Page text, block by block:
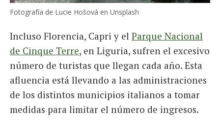
Fotografía de Lucie Hošová en Unsplash
Incluso Florencia, Capri y el Parque Nacional
de Cinque Terre, en Liguria, sufren el excesivo
número de turistas que llegan cada año. Esta
afluencia está llevando a las administraciones
de los distintos municipios italianos a tomar
medidas para limitar el número de ingresos.